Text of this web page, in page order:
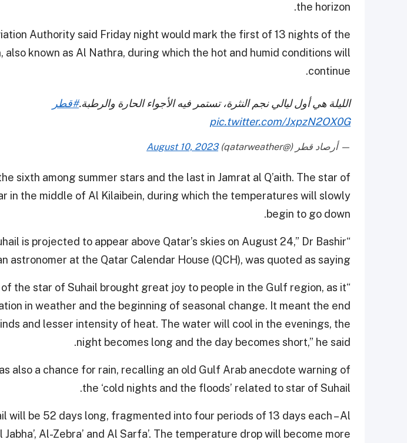
the horizon.
Authority said Friday night would mark the first of 13 nights of the
also known as Al Nathra, during which the hot and humid conditions will
continue.
الليلة هي أول ليالي نجم النثرة، تستمر فيه الأجواء الحارة والرطبة.#قطر
pic.twitter.com/JxpzN2OX0G
— أرصاد قطر (@qatarweather) August 10, 2023
sixth among summer stars and the last in Jamrat al Q’aith. The star of
in the middle of Al Kilaibein, during which the temperatures will slowly
begin to go down.
is projected to appear above Qatar’s skies on August 24,” Dr Bashir
astronomer at the Qatar Calendar House (QCH), was quoted as saying.
of the star of Suhail brought great joy to people in the Gulf region, as it
in weather and the beginning of seasonal change. It meant the end
and lesser intensity of heat. The water will cool in the evenings, the
night becomes long and the day becomes short,” he said.
also a chance for rain, recalling an old Gulf Arab anecdote warning of
the ‘cold nights and the floods’ related to star of Suhail.
will be 52 days long, fragmented into four periods of 13 days each – Al
Jabha’, Al-Zebra’ and Al Sarfa’. The temperature drop will become more